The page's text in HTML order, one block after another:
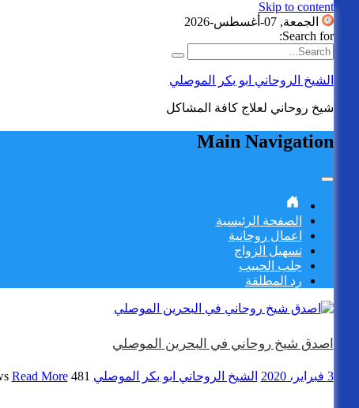
Skip to content
الجمعة, 07-أغسطس-2026
Search for:
الشيخ الروحاني ابو بكر الموصلي
شيخ روحاني لعلاج كافة المشاكل
Main Navigation
الصفحة الرئيسية
اعمال روحانية
تسهيل الزواج
جلب الحبيب
رد المطلقة
اصدق شيخ روحاني في البحرين الموصلي
3 فبراير، 2020 الشيخ الروحاني ابو بكر الموصلي 481 views
Read More